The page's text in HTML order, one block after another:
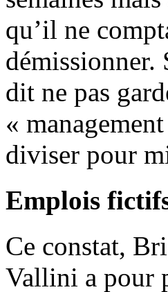
qu’il ne
démissionner.
dit ne pas
«
diviser pour
Emplois
Ce constat,
Vallini a pour